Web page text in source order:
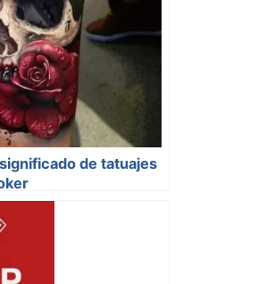
de tatuajes